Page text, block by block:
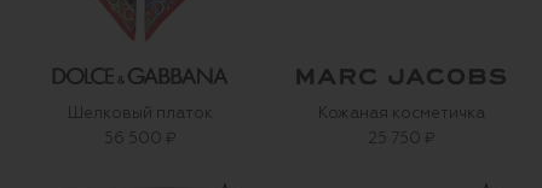
Шелковый платок
56 500 ₽
Кожаная косметичка
25 750 ₽